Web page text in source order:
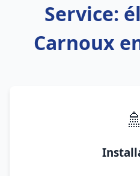
Service:
Carnoux
🚿